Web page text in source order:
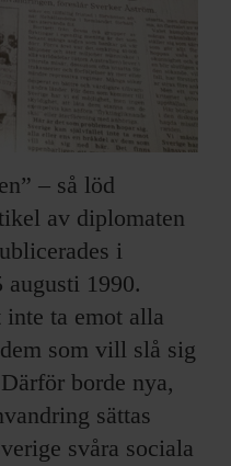
– så löd
av diplomaten
i
augusti 1990.
ta emot alla
som vill slå sig
borde nya,
sättas
svåra sociala